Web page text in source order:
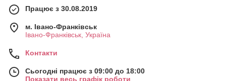
Працює з 30.08.2019
м. Івано-Франківськ
Івано-Франківськ, Україна
Контакти
Сьогодні працює з 09:00 до 18:00
Показати весь графік роботи